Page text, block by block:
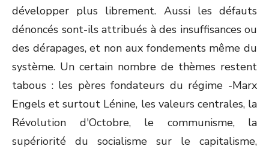
développer plus librement. Aussi les défauts
dénoncés sont-ils attribués à des insuffisances ou
des dérapages, et non aux fondements même du
système. Un certain nombre de thèmes restent
tabous : les pères fondateurs du régime -Marx
Engels et surtout Lénine, les valeurs centrales, la
Révolution d'Octobre, le communisme, la
supériorité du socialisme sur le capitalisme,